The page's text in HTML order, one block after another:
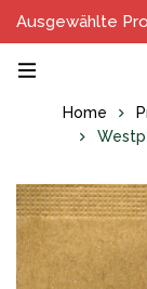
Ausgewählte
Home